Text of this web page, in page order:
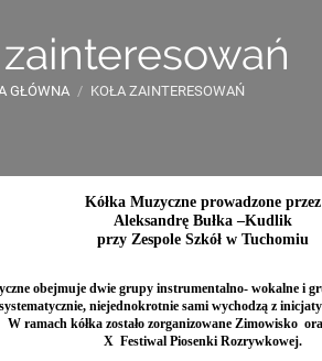
zainteresowań
GŁÓWNA / KOŁA ZAINTERESOWAŃ
Kółka Muzyczne prowadzone przez
Aleksandrę Bułka –Kudlik
przy Zespole Szkół w Tuchomiu
obejmuje dwie grupy instrumentalno- wokalne i
niejednokrotnie sami wychodzą z
W ramach kółka zostało zorganizowane Zimowisko
X Festiwal Piosenki Rozrywkowej.